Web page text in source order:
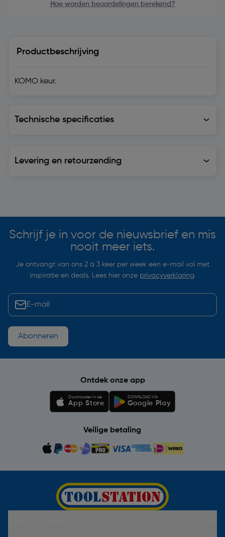
Hoe worden beoordelingen berekend?
Productbeschrijving
KOMO keur.
Technische specificaties
Levering en retourzending
Schrijf je in voor de nieuwsbrief en mis
nooit meer iets.
Je ontvangt van ons 2 à 3 keer per week een e-mail vol met
inspiratie en deals. Lees hier onze privacyverklaring.
Abonneren
Ontdek onze app
Downloaden in de
App Store
DOWNLOAD VIA
Google Play
Veilige betaling